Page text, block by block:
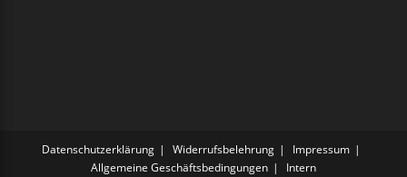
Datenschutzerklärung Widerrufsbelehrung
Impressum
Allgemeine Geschäftsbedingungen
Intern